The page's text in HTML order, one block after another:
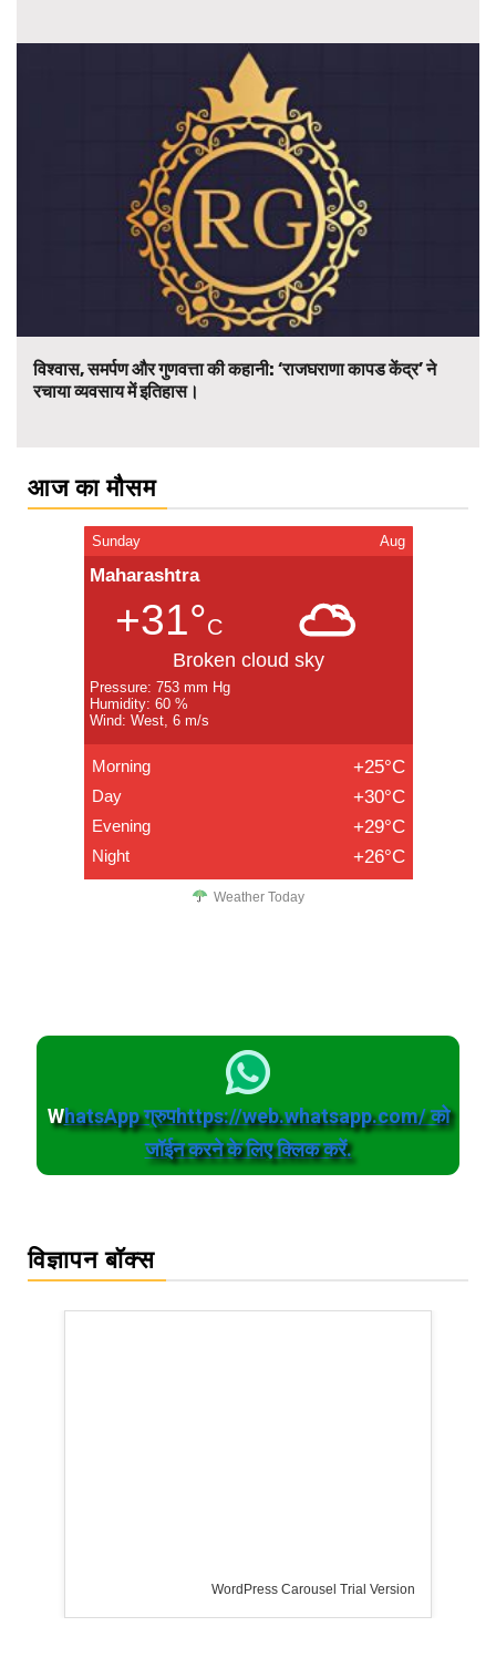
विश्वास, समर्पण और गुणवत्ता की कहानी: ‘राजघराणा कापड केंद्र’ ने
रचाया व्यवसाय में इतिहास।
आज का मौसम
Sunday Aug
Maharashtra
+31°C
Broken cloud sky
Pressure: 753 mm Hg
Humidity: 60 %
Wind: West, 6 m/s
Morning +25°C
Day +30°C
Evening +29°C
Night +26°C
Weather Today
WhatsApp ग्रुपhttps://web.whatsapp.com/ को
जॉईन करने के लिए क्लिक करें.
विज्ञापन बॉक्स
WordPress Carousel Trial Version